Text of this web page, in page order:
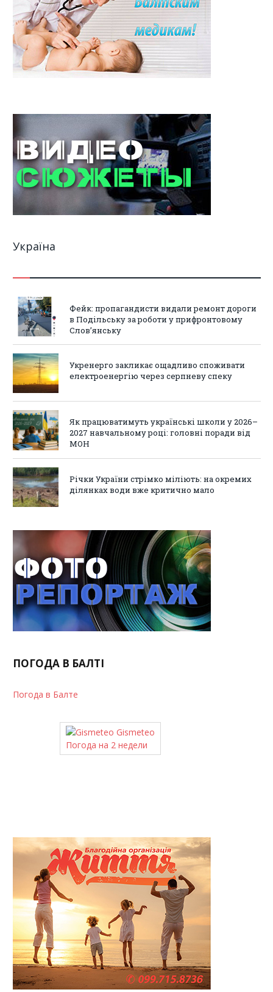
Україна
Фейк: пропагандисти видали ремонт дороги
в Подільську за роботи у прифронтовому
Слов’янську
Укренерго закликає ощадливо споживати
електроенергію через серпневу спеку
Як працюватимуть українські школи у 2026–
2027 навчальному році: головні поради від
МОН
Річки України стрімко міліють: на окремих
ділянках води вже критично мало
ПОГОДА В БАЛТІ
Погода в Балте
Gismeteo
Погода на 2 недели